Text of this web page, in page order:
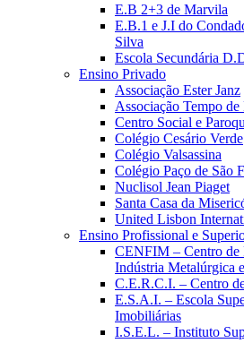
E.B 2+3 de Marvila
E.B.1 e J.I do
Silva
Escola Secundária
Ensino Privado
Associação Ester Janz
Associação Tempo
Centro Social e
Colégio Cesário Verde
Colégio Valsassina
Colégio Paço de São
Nuclisol Jean Piaget
Santa Casa da
United Lisbon
Ensino Profissional e
CENFIM – Centro de
Indústria Metalúrgica
C.E.R.C.I. – Centro
E.S.A.I. – Escola
Imobiliárias
I.S.E.L. – Instituto